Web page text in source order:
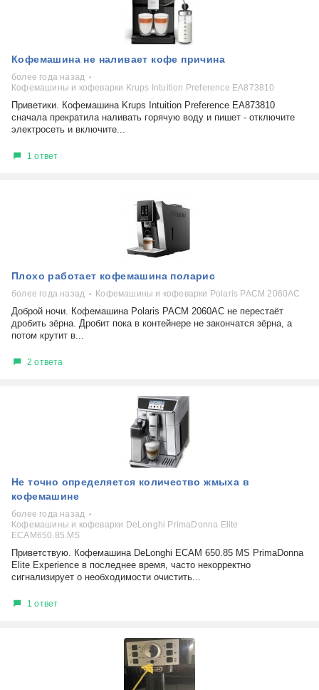
Кофемашина не наливает кофе причина
более года назад
Кофемашины и кофеварки Krups Intuition Preference EA873810
Приветики. Кофемашина Krups Intuition Preference EA873810
сначала прекратила наливать горячую воду и пишет - отключите
электросеть и включите...
1 ответ
Плохо работает кофемашина поларис
более года назад Кофемашины и кофеварки Polaris PACM 2060AC
Доброй ночи. Кофемашина Polaris PACM 2060AC не перестаёт
дробить зёрна. Дробит пока в контейнере не закончатся зёрна, а
потом крутит в...
2 ответа
Не точно определяется количество жмыха в
кофемашине
более года назад
Кофемашины и кофеварки DeLonghi PrimaDonna Elite
ECAM650.85.MS
Приветствую. Кофемашина DeLonghi ECAM 650.85 MS PrimaDonna
Elite Experience в последнее время, часто некорректно
сигнализирует о необходимости очистить...
1 ответ